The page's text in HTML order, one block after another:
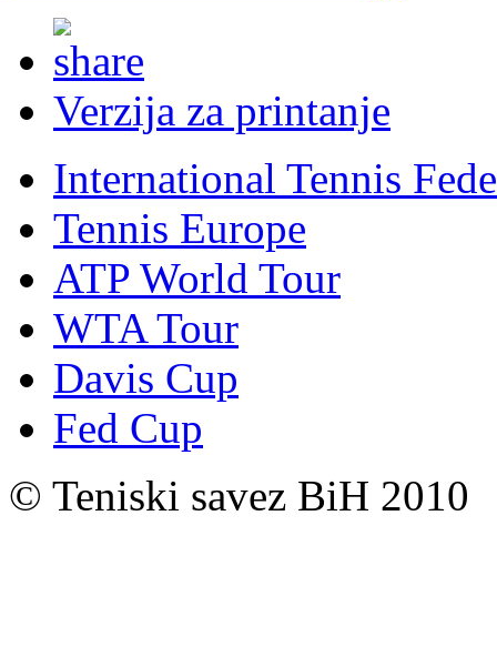
Verzija za printanje
International Tennis
Tennis Europe
ATP World Tour
WTA Tour
Davis Cup
Fed Cup
© Teniski savez BiH 2010